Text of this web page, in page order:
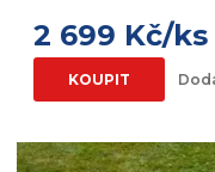
2 699 Kč/ks
KOUPIT